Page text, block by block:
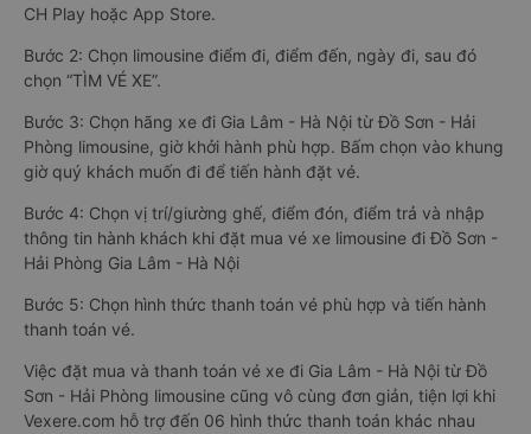
CH Play hoặc App Store.
Bước 2: Chọn limousine điểm đi, điểm đến, ngày đi, sau đó
chọn “TÌM VÉ XE”.
Bước 3: Chọn hãng xe đi Gia Lâm - Hà Nội từ Đồ Sơn - Hải
Phòng limousine, giờ khởi hành phù hợp. Bấm chọn vào khung
giờ quý khách muốn đi để tiến hành đặt vé.
Bước 4: Chọn vị trí/giường ghế, điểm đón, điểm trả và nhập
thông tin hành khách khi đặt mua vé xe limousine đi Đồ Sơn -
Hải Phòng Gia Lâm - Hà Nội
Bước 5: Chọn hình thức thanh toán vé phù hợp và tiến hành
thanh toán vé.
Việc đặt mua và thanh toán vé xe đi Gia Lâm - Hà Nội từ Đồ
Sơn - Hải Phòng limousine cũng vô cùng đơn giản, tiện lợi khi
Vexere.com hỗ trợ đến 06 hình thức thanh toán khác nhau